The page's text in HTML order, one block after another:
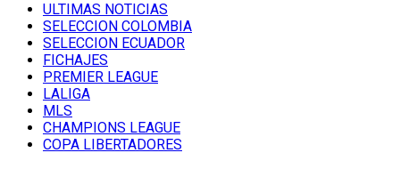
ULTIMAS NOTICIAS
SELECCION COLOMBIA
SELECCION ECUADOR
FICHAJES
PREMIER LEAGUE
LALIGA
MLS
CHAMPIONS LEAGUE
COPA LIBERTADORES